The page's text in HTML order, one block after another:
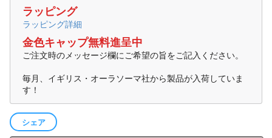
ラッピング
ラッピング詳細
金色キャップ無料進呈中
ご注文時のメッセージ欄にご希望の旨をご記入ください。
毎月、イギリス・オーラソーマ社から製品が入荷していま
す！
シェア